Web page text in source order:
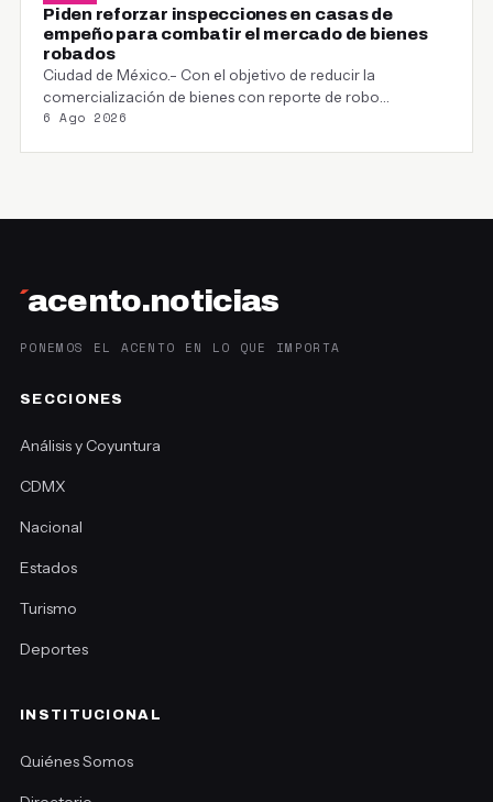
Piden reforzar inspecciones en casas de
empeño para combatir el mercado de bienes
robados
Ciudad de México.- Con el objetivo de reducir la
comercialización de bienes con reporte de robo…
6 Ago 2026
´acento.noticias
PONEMOS EL ACENTO EN LO QUE IMPORTA
SECCIONES
Análisis y Coyuntura
CDMX
Nacional
Estados
Turismo
Deportes
INSTITUCIONAL
Quiénes Somos